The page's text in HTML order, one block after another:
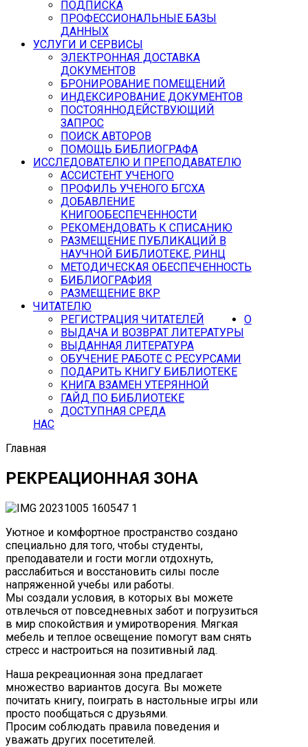
ПОДПИСКА
ПРОФЕССИОНАЛЬНЫЕ БАЗЫ
ДАННЫХ
УСЛУГИ И СЕРВИСЫ
ЭЛЕКТРОННАЯ ДОСТАВКА
ДОКУМЕНТОВ
БРОНИРОВАНИЕ ПОМЕЩЕНИЙ
ИНДЕКСИРОВАНИЕ ДОКУМЕНТОВ
ПОСТОЯННОДЕЙСТВУЮЩИЙ
ЗАПРОС
ПОИСК АВТОРОВ
ПОМОЩЬ БИБЛИОГРАФА
ИССЛЕДОВАТЕЛЮ И ПРЕПОДАВАТЕЛЮ
АССИСТЕНТ УЧЕНОГО
ПРОФИЛЬ УЧЕНОГО БГСХА
ДОБАВЛЕНИЕ
КНИГООБЕСПЕЧЕННОСТИ
РЕКОМЕНДОВАТЬ К СПИСАНИЮ
РАЗМЕЩЕНИЕ ПУБЛИКАЦИЙ В
НАУЧНОЙ БИБЛИОТЕКЕ, РИНЦ
МЕТОДИЧЕСКАЯ ОБЕСПЕЧЕННОСТЬ
БИБЛИОГРАФИЯ
РАЗМЕЩЕНИЕ ВКР
ЧИТАТЕЛЮ
РЕГИСТРАЦИЯ ЧИТАТЕЛЕЙ
ВЫДАЧА И ВОЗВРАТ ЛИТЕРАТУРЫ
ВЫДАННАЯ ЛИТЕРАТУРА
ОБУЧЕНИЕ РАБОТЕ С РЕСУРСАМИ
ПОДАРИТЬ КНИГУ БИБЛИОТЕКЕ
КНИГА ВЗАМЕН УТЕРЯННОЙ
ГАЙД ПО БИБЛИОТЕКЕ
ДОСТУПНАЯ СРЕДА
О
НАС
Главная
РЕКРЕАЦИОННАЯ ЗОНА
Уютное и комфортное пространство создано
специально для того, чтобы студенты,
преподаватели и гости могли отдохнуть,
расслабиться и восстановить силы после
напряженной учебы или работы.
Мы создали условия, в которых вы можете
отвлечься от повседневных забот и погрузиться
в мир спокойствия и умиротворения. Мягкая
мебель и теплое освещение помогут вам снять
стресс и настроиться на позитивный лад.
Наша рекреационная зона предлагает
множество вариантов досуга. Вы можете
почитать книгу, поиграть в настольные игры или
просто пообщаться с друзьями.
Просим соблюдать правила поведения и
уважать других посетителей.